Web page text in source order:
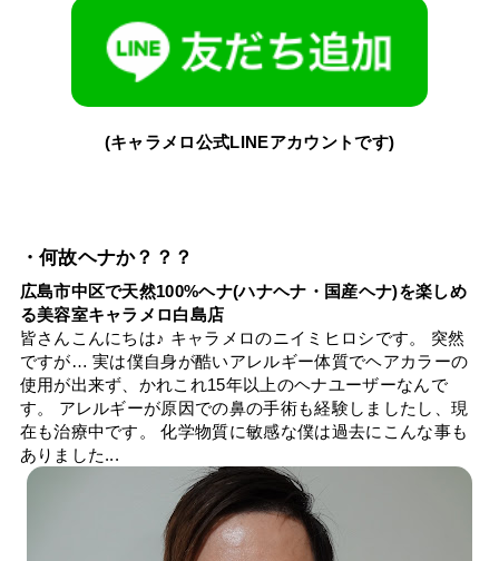
(キャラメロ公式LINEアカウントです)
・何故ヘナか？？？
広島市中区で天然100%ヘナ(ハナヘナ・国産ヘナ)を楽しめ
る美容室キャラメロ白島店
皆さんこんにちは♪ キャラメロのニイミヒロシです。 突然
ですが… 実は僕自身が酷いアレルギー体質でヘアカラーの
使用が出来ず、かれこれ15年以上のヘナユーザーなんで
す。 アレルギーが原因での鼻の手術も経験しましたし、現
在も治療中です。 化学物質に敏感な僕は過去にこんな事も
ありました...